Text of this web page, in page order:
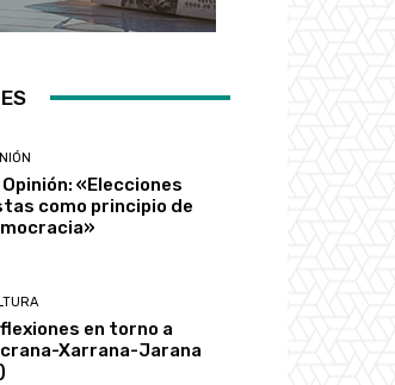
Opinión: «Elecciones
como principio de
en torno a
Xarrana-Jarana